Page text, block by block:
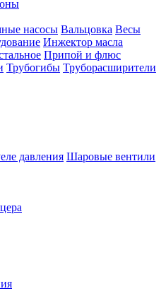
насосы Вальцовка Весы
Инжектор масла
Припой и флюс
Трубогибы Труборасширители
давления Шаровые вентили